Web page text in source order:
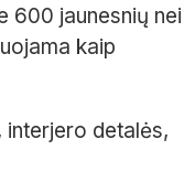
600 jaunesnių nei
kaip
interjero detalės,